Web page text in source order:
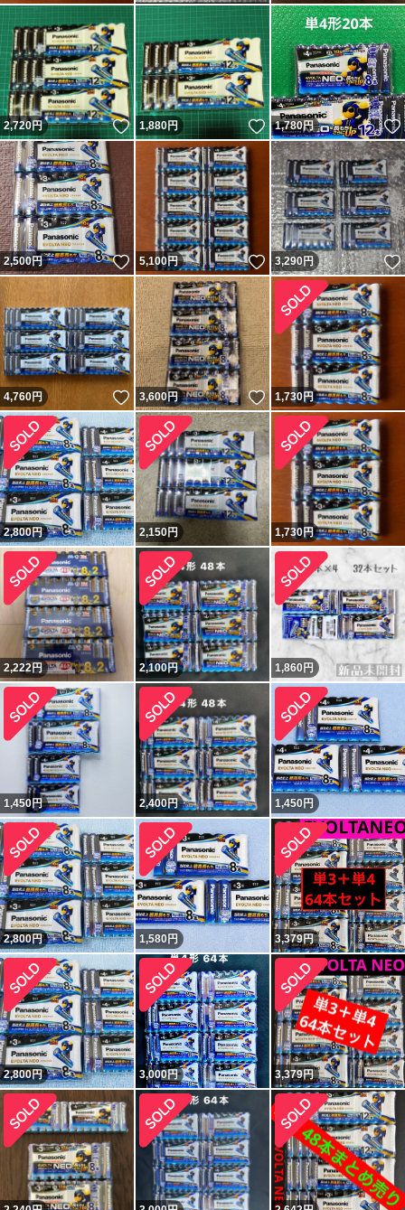
2,720円 いいね！
1,880円 いいね！
1,780円
2,500円 いいね！
5,100円 いいね！
3,290円
4,760円 いいね！
3,600円 いいね！
1,730円
2,800円 2,150円 1,730円
2,222円 2,100円 1,860 円
1,450円 2,400円 1,450円
2,800円 1,580円 3,379円
2,800円 3,000円 3,379円